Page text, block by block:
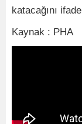
katacağını
Kaynak : PHA